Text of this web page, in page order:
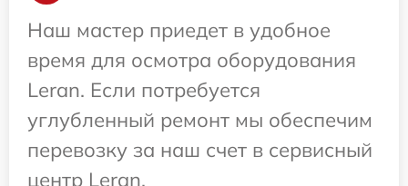
Наш мастер приедет в удобное
время для осмотра оборудования
Leran. Если потребуется
углубленный ремонт мы обеспечим
перевозку за наш счет в сервисный
центр Leran.